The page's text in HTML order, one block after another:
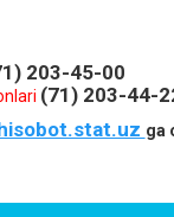
203-45-00
(71) 203-44-
ga